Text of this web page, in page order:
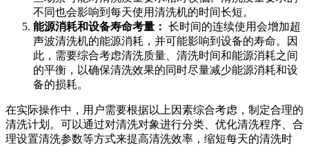
不同也会影响到每天使用清洗机的时间长短。
能源消耗和设备寿命考量： 长时间的连续使用会增加超
声波清洗机的能源消耗，并可能影响到设备的寿命。因
此，需要综合考虑清洗质量、清洗时间和能源消耗之间
的平衡，以确保清洗效果的同时尽量减少能源消耗和设
备的损耗。
在实际操作中，用户需要根据以上因素综合考虑，制定合理的
清洗计划。可以通过对清洗对象进行分类、优化清洗程序、合
理设置清洗参数等方式来提高清洗效率，缩短每天的清洗时